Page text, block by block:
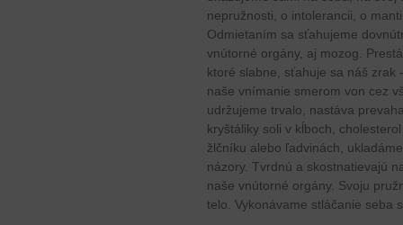
nepružnosti, o intolerancii, o
Odmietaním sa sťahujeme
vnútorné orgány, aj mozog.
ktoré slabne, sťahuje sa náš zrak
naše vnímanie smerom von cez
udržujeme trvalo, nastáva
kryštáliky soli v kĺboch,
žlčníku alebo ľadvinách,
názory. Tvrdnú a skostnatievajú
naše vnútorné orgány. Svoju
telo. Vykonávame stláčanie seba